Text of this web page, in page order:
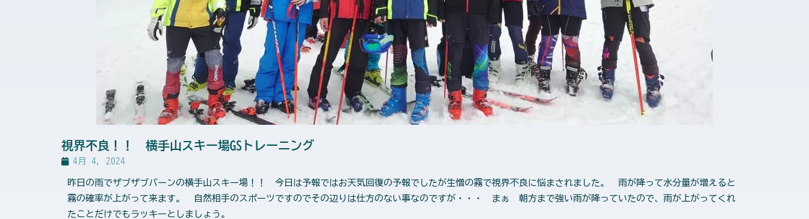
視界不良！！ 横手山スキー場GSトレーニング
4月 4, 2024
昨日の雨でザブザブバーンの横手山スキー場！！ 今日は予報ではお天気回復の予報でしたが生憎の霧で視界不良に悩まされました。 雨が降って水分量が増えると
霧の確率が上がって来ます。 自然相手のスポーツですのでその辺りは仕方のない事なのですが・・・ まぁ 朝方まで強い雨が降っていたので、雨が上がってくれ
たことだけでもラッキーとしましょう。